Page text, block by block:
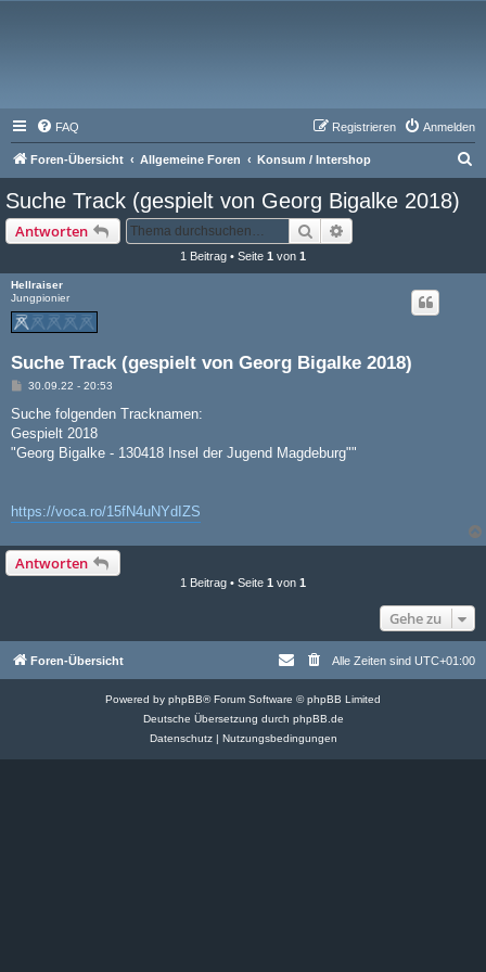
FAQ Anmelden
Registrieren
Foren-Übersicht Allgemeine Foren Konsum / Intershop
Suche Track (gespielt von Georg Bigalke 2018)
Antworten Suche
1 Beitrag • Seite 1 von 1
Hellraiser
Jungpionier
Suche Track (gespielt von Georg Bigalke 2018)
B
r
a
30.09.22 - 20:53
Suche folgenden Tracknamen:
Gespielt 2018
"Georg Bigalke - 130418 Insel der Jugend Magdeburg""
https://voca.ro/15fN4uNYdIZS
Antworten
1 Beitrag • Seite 1 von 1
Gehe zu
Foren-Übersicht Alle Zeiten sind UTC+01:00
Powered by phpBB® Forum Software © phpBB Limited
Deutsche Übersetzung durch phpBB.de
Datenschutz| Nutzungsbedingungen